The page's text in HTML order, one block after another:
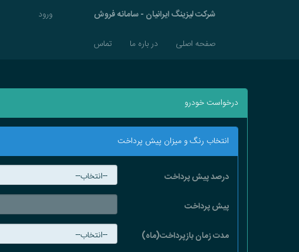
شرکت لیزینگ ایرانیان - سامانه فروش ورود
تماس در باره ما صفحه اصلی
درخواست خودرو
انتخاب رنگ و میزان پیش پرداخت
درصد پیش پرداخت
پیش پرداخت
مدت زمان بازپرداخت(ماه)